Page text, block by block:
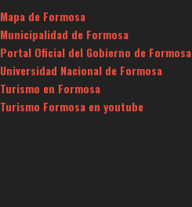
Mapa de Formosa
Municipalidad de Formosa
Portal Oficial del Gobierno de Formosa
Universidad Nacional de Formosa
Turismo en Formosa
Turismo Formosa en youtube